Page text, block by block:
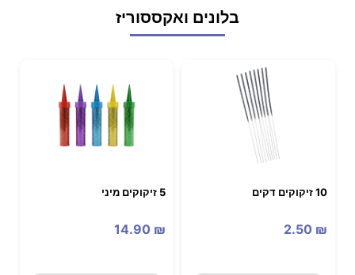
בלונים ואקססוריז
10 זיקוקים דקים
2.50 ₪
5 זיקוקים מיני
14.90 ₪